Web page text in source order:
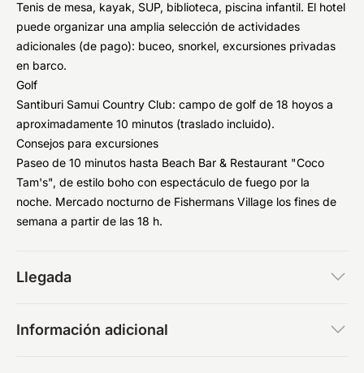
Tenis de mesa, kayak, SUP, biblioteca, piscina infantil. El hotel
puede organizar una amplia selección de actividades
adicionales (de pago): buceo, snorkel, excursiones privadas
en barco.
Golf
Santiburi Samui Country Club: campo de golf de 18 hoyos a
aproximadamente 10 minutos (traslado incluido).
Consejos para excursiones
Paseo de 10 minutos hasta Beach Bar & Restaurant "Coco
Tam's", de estilo boho con espectáculo de fuego por la
noche. Mercado nocturno de Fishermans Village los fines de
semana a partir de las 18 h.
Llegada
Información adicional